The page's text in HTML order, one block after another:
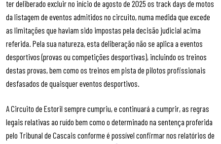
ter deliberado excluir no início de agosto de 2025 os track days de motos
da listagem de eventos admitidos no circuito, numa medida que excede
as limitações que haviam sido impostas pela decisão judicial acima
referida. Pela sua natureza, esta deliberação não se aplica a eventos
desportivos (provas ou competições desportivas), incluindo os treinos
destas provas, bem como os treinos em pista de pilotos profissionais
desfasados de quaisquer eventos desportivos.
A Circuito de Estoril sempre cumpriu, e continuará a cumprir, as regras
legais relativas ao ruído bem como o determinado na sentença proferida
pelo Tribunal de Cascais conforme é possível confirmar nos relatórios de